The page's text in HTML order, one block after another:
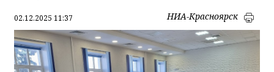
02.12.2025 11:37 НИА-Красноярск